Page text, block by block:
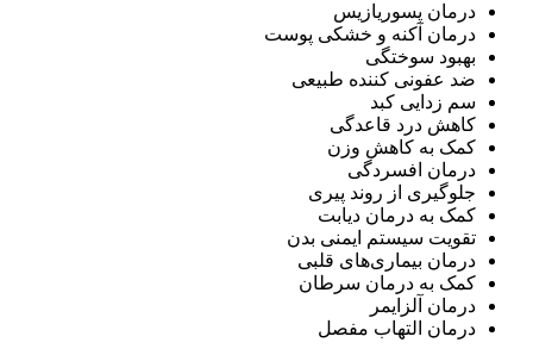
درمان پسوریازیس
درمان آکنه و خشکی پوست
بهبود سوختگی
ضد عفونی کننده طبیعی
سم زدایی کبد
کاهش درد قاعدگی
کمک به کاهش وزن
درمان افسردگی
جلوگیری از روند پیری
کمک به درمان دیابت
تقویت سیستم ایمنی بدن
درمان بیماری‌های قلبی
کمک به درمان سرطان
درمان آلزایمر
درمان التهاب مفصل